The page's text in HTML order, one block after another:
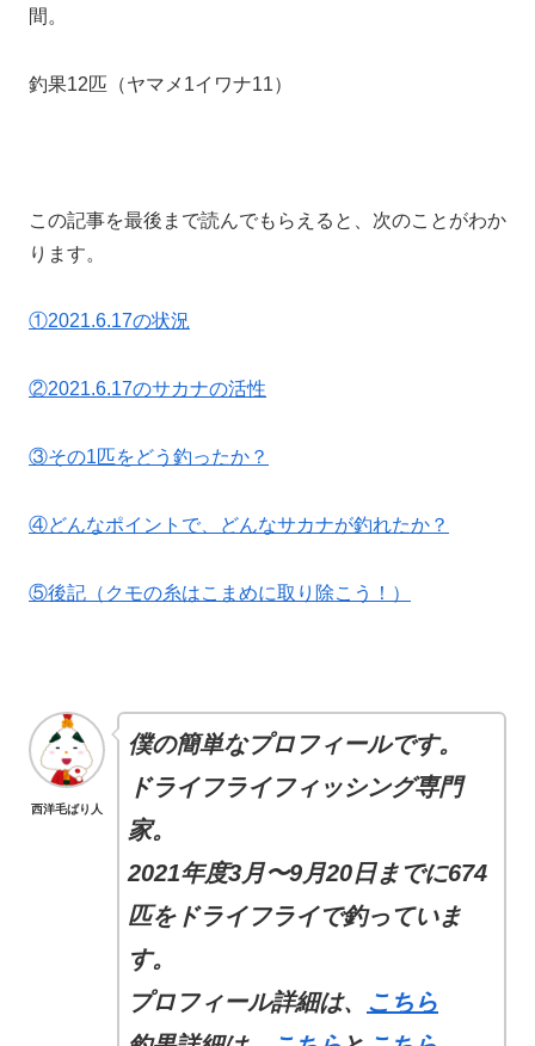
間。
釣果12匹（ヤマメ1イワナ11）
この記事を最後まで読んでもらえると、次のことがわか
ります。
①2021.6.17の状況
②2021.6.17のサカナの活性
③その1匹をどう釣ったか？
④どんなポイントで、どんなサカナが釣れたか？
⑤後記（クモの糸はこまめに取り除こう！）
西洋毛ばり人
僕の簡単なプロフィールです。
ドライフライフィッシング専門
家。
2021年度3月〜9月20日までに674
匹をドライフライで釣っていま
す。
プロフィール詳細は、 こちら